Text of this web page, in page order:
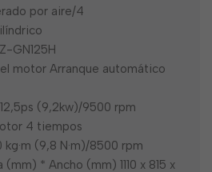
por aire/4
GN125H
motor Arranque automático
(9,2kw)/9500 rpm
4 tiempos
(9,8 N·m)/8500 rpm
* Ancho (mm) 1110 x 815 x